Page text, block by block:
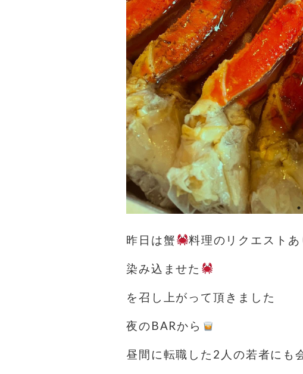
昨日は蟹 料理のリクエスト
染み込ませた
を召し上がって頂きました
夜のBARから
昼間に転職した2人の若者にも